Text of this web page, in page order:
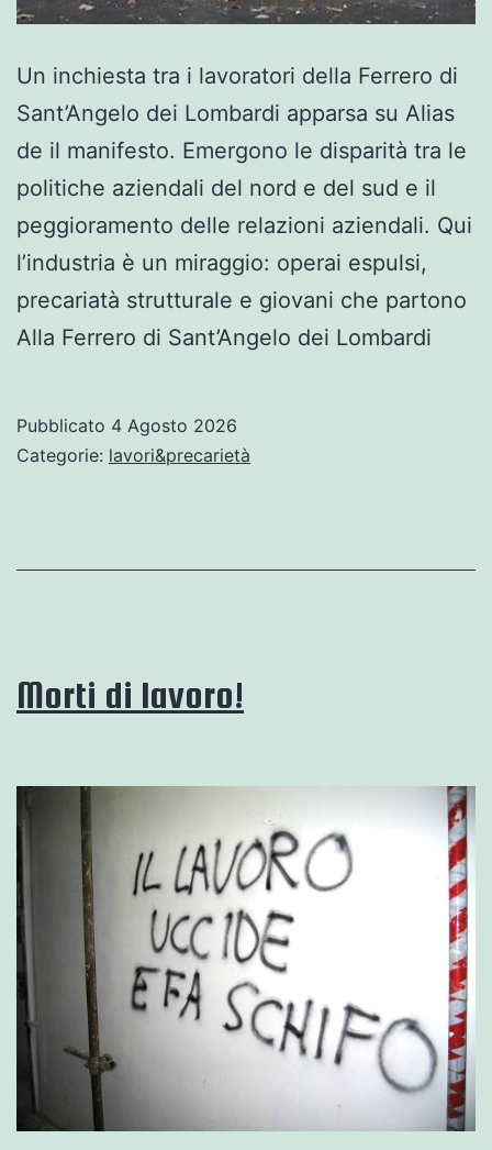
Un inchiesta tra i lavoratori della Ferrero di
Sant’Angelo dei Lombardi apparsa su Alias
de il manifesto. Emergono le disparità tra le
politiche aziendali del nord e del sud e il
peggioramento delle relazioni aziendali. Qui
l’industria è un miraggio: operai espulsi,
precariatà strutturale e giovani che partono
Alla Ferrero di Sant’Angelo dei Lombardi
Pubblicato 4 Agosto 2026
Categorie: lavori&precarietà
Morti di lavoro!